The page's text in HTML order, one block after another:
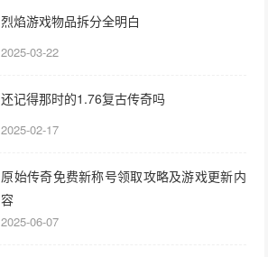
烈焰游戏物品拆分全明白
2025-03-22
还记得那时的1.76复古传奇吗
2025-02-17
原始传奇免费新称号领取攻略及游戏更新内
容
2025-06-07